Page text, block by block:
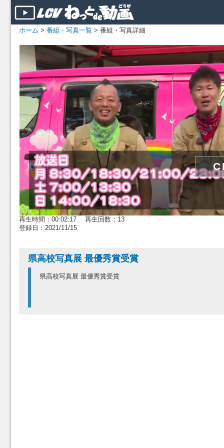
ホーム > 番組・写真一覧 > 番組・写真詳細
再生時間：00:02:17 再生回数：13
登録日：2021/11/15
県高校写真展 最優秀賞受賞
県高校写真展 最優秀賞受賞